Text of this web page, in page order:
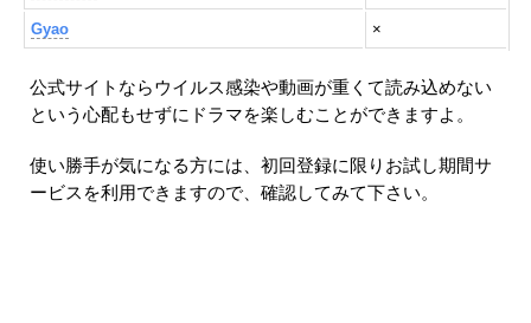
Gyao ×
公式サイトならウイルス感染や動画が重くて読み込めない
という心配もせずにドラマを楽しむことができますよ。
使い勝手が気になる方には、初回登録に限りお試し期間サ
ービスを利用できますので、確認してみて下さい。